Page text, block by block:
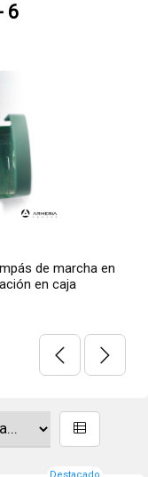
6
de marcha en
en caja